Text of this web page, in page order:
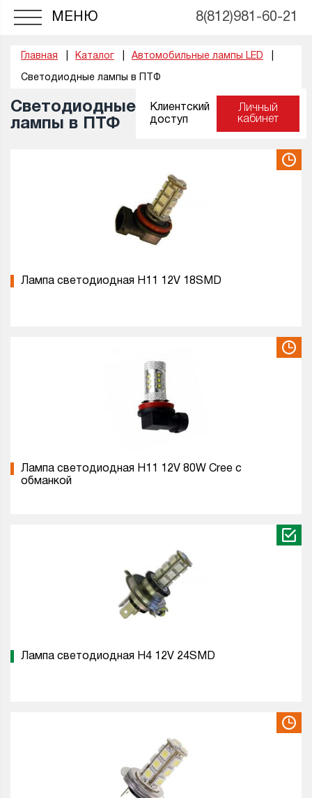
МЕНЮ 8(812)981-60-21
Главная Каталог Автомобильные лампы LED
Светодиодные лампы в ПТФ
Светодиодные
лампы в ПТФ
Клиентский
доступ
Личный
кабинет
Лампа светодиодная H11 12V 18SMD
Лампа светодиодная H11 12V 80W Cree с
обманкой
Лампа светодиодная H4 12V 24SMD